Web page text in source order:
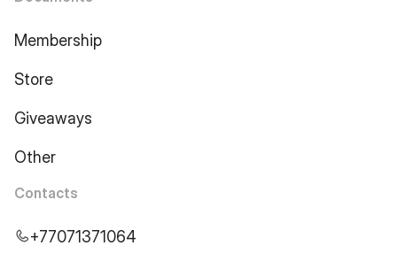
Membership
Store
Giveaways
Other
Contacts
+77071371064